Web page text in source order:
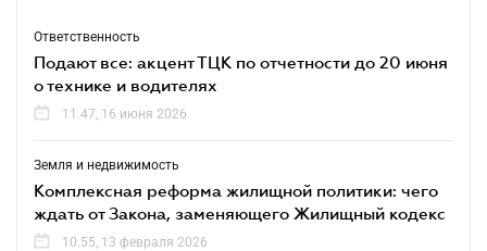
Ответственность
Подают все: акцент ТЦК по отчетности до 20 июня
о технике и водителях
11.47, 16 июня 2026
Земля и недвижимость
Комплексная реформа жилищной политики: чего
ждать от Закона, заменяющего Жилищный кодекс
10.55, 13 февраля 2026